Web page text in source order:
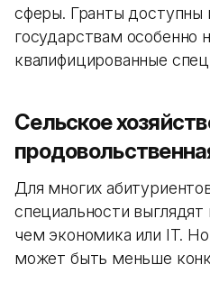
сферы. Гранты доступны
государствам особенно
квалифицированные
Сельское
Для многих
специальности
чем экономика или IT.
может быть меньше